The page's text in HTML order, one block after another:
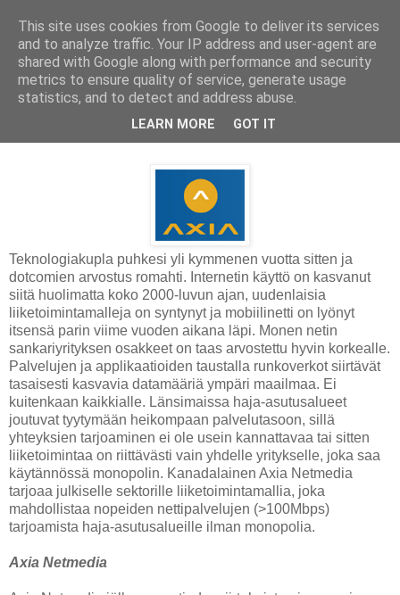
Internetinfrastruktuuria Kanadasta
Teknologiakupla puhkesi yli kymmenen vuotta sitten ja
dotcomien arvostus romahti. Internetin käyttö on kasvanut
siitä huolimatta koko 2000-luvun ajan, uudenlaisia
liiketoimintamalleja on syntynyt ja mobiilinetti on lyönyt
itsensä parin viime vuoden aikana läpi. Monen netin
sankariyrityksen osakkeet on taas arvostettu hyvin korkealle.
Palvelujen ja applikaatioiden taustalla runkoverkot siirtävät
tasaisesti kasvavia datamääriä ympäri maailmaa. Ei
kuitenkaan kaikkialle. Länsimaissa haja-asutusalueet
joutuvat tyytymään heikompaan palvelutasoon, sillä
yhteyksien tarjoaminen ei ole usein kannattavaa tai sitten
liiketoimintaa on riittävästi vain yhdelle yritykselle, joka saa
käytännössä monopolin. Kanadalainen Axia Netmedia
tarjoaa julkiselle sektorille liiketoimintamallia, joka
mahdollistaa nopeiden nettipalvelujen (>100Mbps)
tarjoamista haja-asutusalueille ilman monopolia.
Axia Netmedia
This site uses cookies from Google to deliver its services
and to analyze traffic. Your IP address and user-agent are
shared with Google along with performance and security
metrics to ensure quality of service, generate usage
statistics, and to detect and address abuse.
LEARN MORE GOT IT